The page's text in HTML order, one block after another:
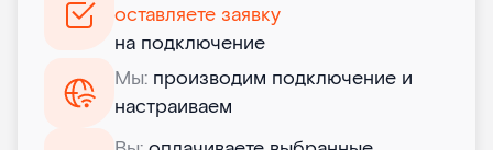
оставляете заявку
на подключение
Мы: производим подключение и
настраиваем